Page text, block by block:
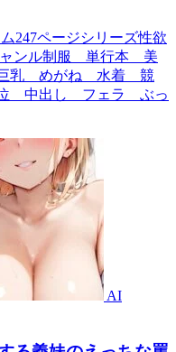
247ページシリーズ性欲
ャンル制服 単行本 美
乳 めがね 水着 競
中出し フェラ ぶっ
AI